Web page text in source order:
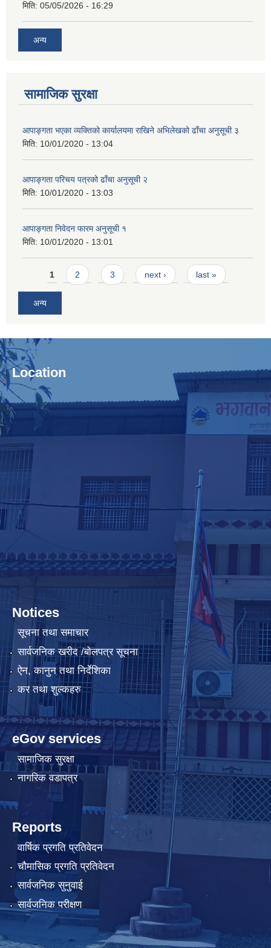
मिति: 05/05/2026 - 16:29
अन्य
सामाजिक सुरक्षा
आपाङ्गता भएका व्यक्तिको कार्यालयमा राखिने अभिलेखको ढाँचा अनुसूची ३
मिति: 10/01/2020 - 13:04
आपाङ्गता परिचय पत्रको ढाँचा अनुसूची २
मिति: 10/01/2020 - 13:03
आपाङ्गता निवेदन फारम अनुसूची १
मिति: 10/01/2020 - 13:01
Pages
1 2 3 next › last »
अन्य
Location
Notices
सूचना तथा समाचार
सार्वजनिक खरीद /बोलपत्र सूचना
ऐन, कानुन तथा निर्देशिका
कर तथा शुल्कहरु
eGov services
सामाजिक सुरक्षा
नागरिक वडापत्र
Reports
वार्षिक प्रगति प्रतिवेदन
चौमासिक प्रगति प्रतिवेदन
सार्वजनिक सुनुवाई
सार्वजनिक परीक्षण